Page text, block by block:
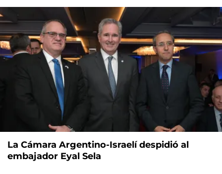
La Cámara Argentino-Israelí despidió al
embajador Eyal Sela